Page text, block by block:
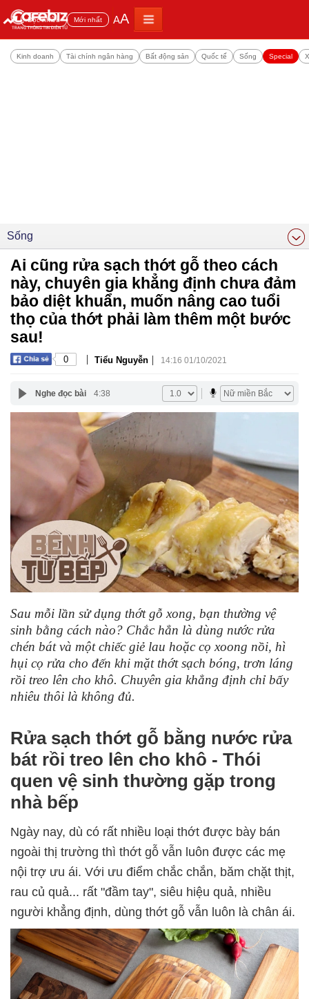
Đọc nhiều Mới nhất AA
Kinh doanh Tài chính ngân hàng Bất động sản Quốc tế Sống Special
Sống
Ai cũng rửa sạch thớt gỗ theo cách
này, chuyên gia khẳng định chưa đảm
bảo diệt khuẩn, muốn nâng cao tuổi
thọ của thớt phải làm thêm một bước
sau!
0 | Tiểu Nguyễn | 14:16 01/10/2021
Nghe đọc bài 4:38
Sau mỗi lần sử dụng thớt gỗ xong, bạn thường vệ
sinh bằng cách nào? Chắc hẳn là dùng nước rửa
chén bát và một chiếc giẻ lau hoặc cọ xoong nồi, hì
hụi cọ rửa cho đến khi mặt thớt sạch bóng, trơn láng
rồi treo lên cho khô. Chuyên gia khẳng định chỉ bấy
nhiêu thôi là không đủ.
Rửa sạch thớt gỗ bằng nước rửa
bát rồi treo lên cho khô - Thói
quen vệ sinh thường gặp trong
nhà bếp
Ngày nay, dù có rất nhiều loại thớt được bày bán
ngoài thị trường thì thớt gỗ vẫn luôn được các mẹ
nội trợ ưu ái. Với ưu điểm chắc chắn, băm chặt thịt,
rau củ quả... rất "đầm tay", siêu hiệu quả, nhiều
người khẳng định, dùng thớt gỗ vẫn luôn là chân ái.